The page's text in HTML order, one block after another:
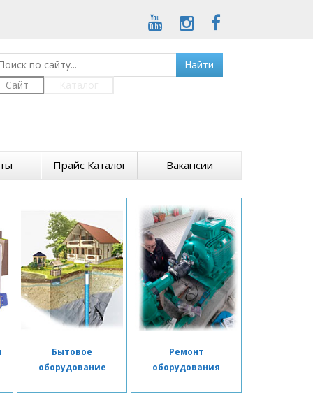
Найти
Сайт
Прайс Каталог Вакансии
Бытовое
оборудование
Ремонт
оборудования